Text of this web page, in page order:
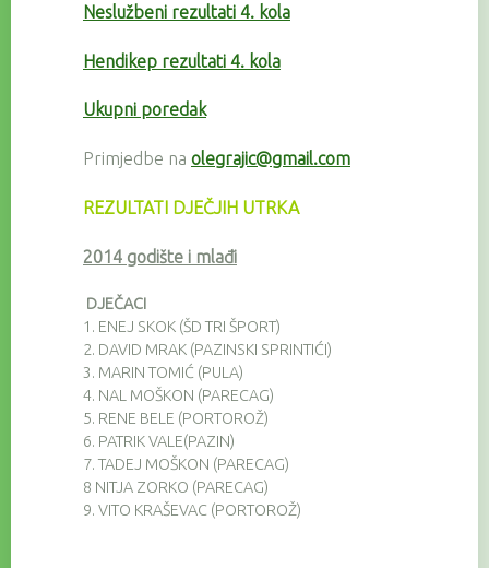
Neslužbeni rezultati 4. kola
Hendikep rezultati 4. kola
Ukupni poredak
Primjedbe na olegrajic@gmail.com
REZULTATI DJEČJIH UTRKA
2014 godište i mlađi
DJEČACI
1. ENEJ SKOK (ŠD TRI ŠPORT)
2. DAVID MRAK (PAZINSKI SPRINTIĆI)
3. MARIN TOMIĆ (PULA)
4. NAL MOŠKON (PARECAG)
5. RENE BELE (PORTOROŽ)
6. PATRIK VALE(PAZIN)
7. TADEJ MOŠKON (PARECAG)
8 NITJA ZORKO (PARECAG)
9. VITO KRAŠEVAC (PORTOROŽ)